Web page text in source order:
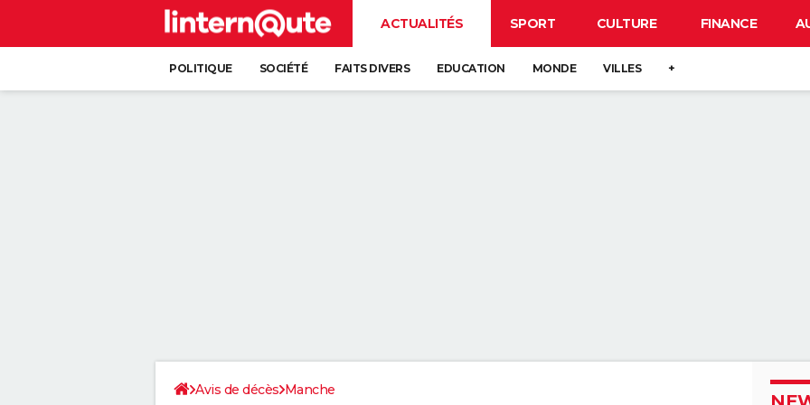
ACTUALITÉS SPORT CULTURE FINANCE
POLITIQUE SOCIÉTÉ FAITS DIVERS EDUCATION MONDE VILLES +
Avis de décès Manche